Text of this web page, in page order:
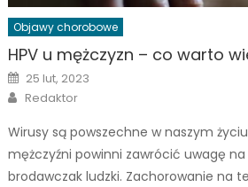
Objawy chorobowe
HPV u mężczyzn – co warto
Posted
on
25 lut, 2023
Author
Redaktor
Wirusy są powszechne w naszym
mężczyźni powinni zawrócić uwagę na
brodawczak ludzki. Zachorowanie na